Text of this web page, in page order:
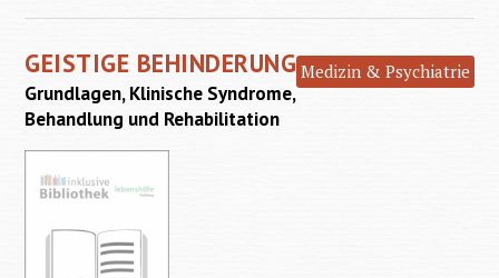
GEISTIGE BEHINDERUNGMedizin & Psychiatrie
Grundlagen, Klinische Syndrome,
Behandlung und Rehabilitation